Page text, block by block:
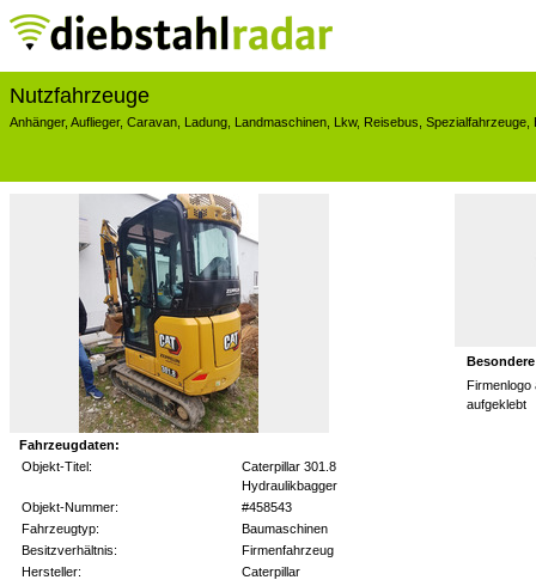
Nutzfahrzeuge
Anhänger, Auflieger, Caravan Ladung Landmaschinen Lkw, Reisebus Spezialfahrzeuge
Fahrzeugdaten:
Objekt-Titel:
Caterpillar 301.8
Hydraulikbagger
Objekt-Nummer:
#458543
Fahrzeugtyp:
Baumaschinen
Besitzverhältnis:
Firmenfahrzeug
Hersteller:
Caterpillar
Firmenlogo
aufgeklebt